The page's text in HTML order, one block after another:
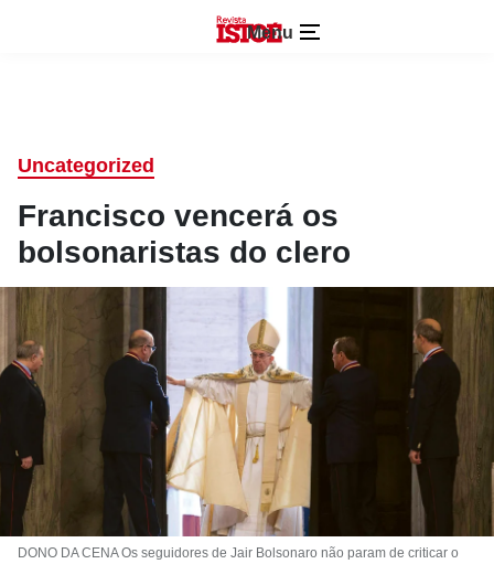
Menu
Uncategorized
Francisco vencerá os
bolsonaristas do clero
DONO DA CENA Os seguidores de Jair Bolsonaro não param de criticar o